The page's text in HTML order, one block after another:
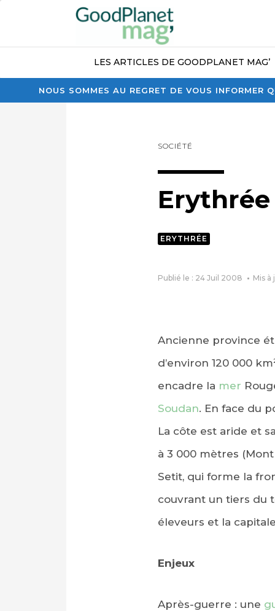
NOUS SOMMES AU REGRET DE VOUS
LES ARTICLES DE GOODPLANET MAG’
SOCIÉTÉ
Erythrée
ERYTHRÉE
Publié le : 24 Juil 2008 Mis à
Ancienne province
d’environ 120 000
encadre la mer
Soudan. En face du
La côte est aride et
à 3 000 mètres
Setit, qui forme la
couvrant un tiers du
éleveurs et la
Enjeux
Après-guerre : une